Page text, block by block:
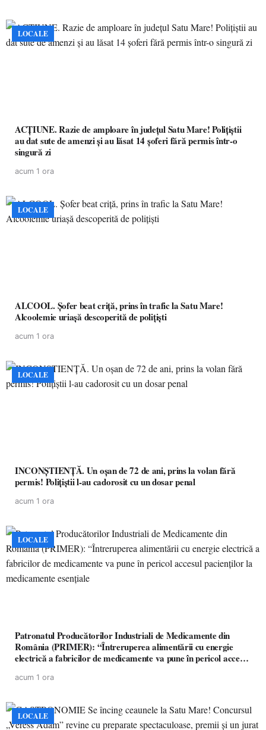
LOCALE
ACȚIUNE. Razie de amploare în județul Satu Mare! Polițiștii
au dat sute de amenzi și au lăsat 14 șoferi fără permis într-o
singură zi
acum 1 ora
LOCALE
ALCOOL. Șofer beat criță, prins în trafic la Satu Mare!
Alcoolemie uriașă descoperită de polițiști
acum 1 ora
LOCALE
INCONȘTIENȚĂ. Un oșan de 72 de ani, prins la volan fără
permis! Polițiștii l-au cadorosit cu un dosar penal
acum 1 ora
LOCALE
Patronatul Producătorilor Industriali de Medicamente din
România (PRIMER): “Întreruperea alimentării cu energie
electrică a fabricilor de medicamente va pune în pericol accesul
acum 1 ora
LOCALE